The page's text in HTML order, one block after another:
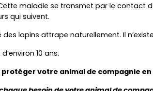
maladie se transmet par le contact
qui suivent.
lapins attrape naturellement. Il
10 ans.
protéger votre animal de compagnie